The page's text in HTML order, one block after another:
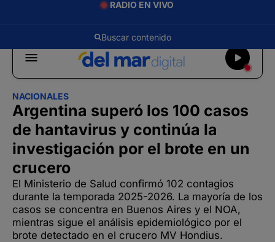
RADIO EN VIVO
NACIONALES
Argentina superó los 100 casos
de hantavirus y continúa la
investigación por el brote en un
crucero
El Ministerio de Salud confirmó 102 contagios
durante la temporada 2025-2026. La mayoría de los
casos se concentra en Buenos Aires y el NOA,
mientras sigue el análisis epidemiológico por el
brote detectado en el crucero MV Hondius.